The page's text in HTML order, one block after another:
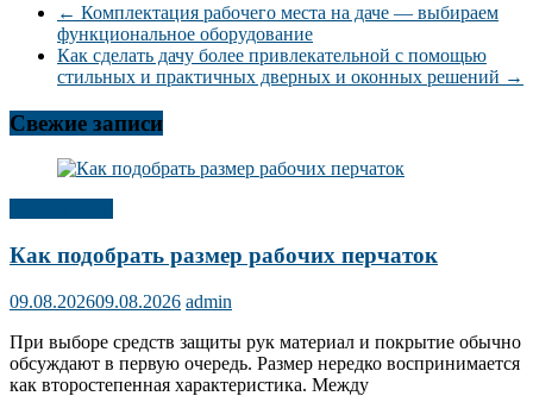
← Комплектация рабочего места на даче — выбираем
функциональное оборудование
Как сделать дачу более привлекательной с помощью
стильных и практичных дверных и оконных решений →
Свежие записи
Как подобрать размер рабочих перчаток
09.08.202609.08.2026 admin
При выборе средств защиты рук материал и покрытие обычно
обсуждают в первую очередь. Размер нередко воспринимается
как второстепенная характеристика. Между